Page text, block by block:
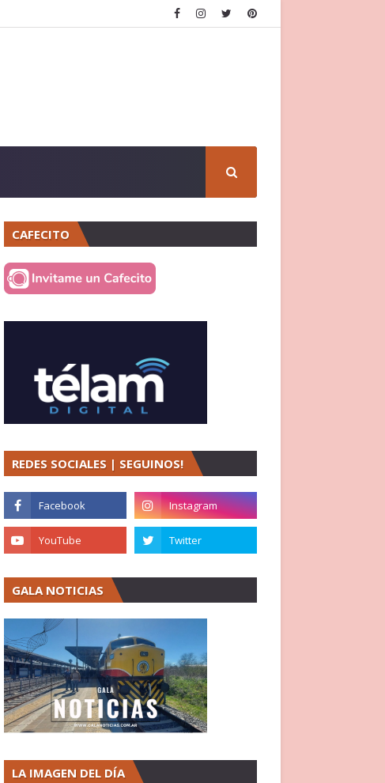
CAFECITO
REDES SOCIALES | SEGUINOS!
GALA NOTICIAS
LA IMAGEN DEL DÍA